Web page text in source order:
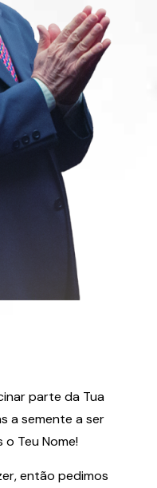
parte da Tua
a semente a ser
Teu Nome!
então pedimos